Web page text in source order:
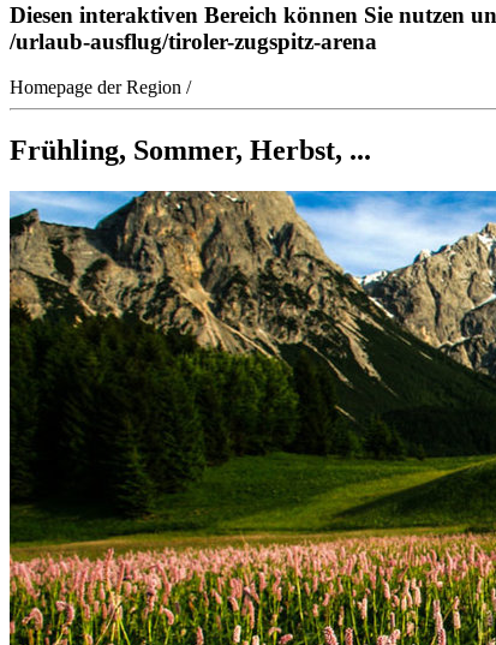
Diesen interaktiven Bereich können Sie nutzen
/urlaub-ausflug/tiroler-zugspitz-arena
Homepage der Region /
Frühling, Sommer, Herbst, ...